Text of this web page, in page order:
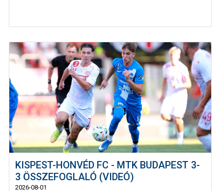
KISPEST-HONVÉD FC - MTK BUDAPEST 3-
3 ÖSSZEFOGLALÓ (VIDEÓ)
2026-08-01